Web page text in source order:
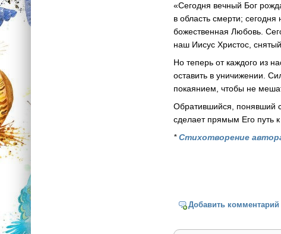
«Сегодня вечный Бог
в область смерти;
божественная Любовь.
наш Иисус Христос,
Но теперь от каждого из
оставить в уничижении.
покаянием, чтобы не
Обратившийся, понявший
сделает прямым Его путь
*Стихотворение
Добавить комментарий